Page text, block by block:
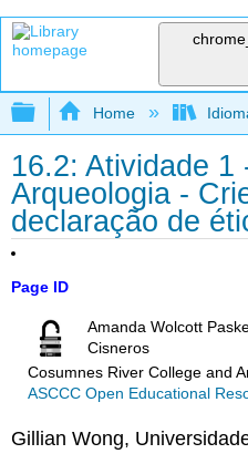
Expand/collapse
Home
16.2: Atividade 1
Arqueologia -
declaração de
Page ID
Amanda Wolcott
Cisneros
Cosumnes River College and
ASCCC Open Educational
Gillian Wong,